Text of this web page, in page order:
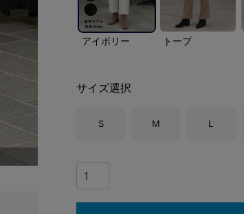
アイボリー トープ
サイズ選択
S M L